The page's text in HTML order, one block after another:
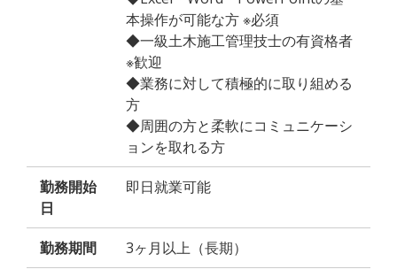
本操作が可能な方 ※必須
◆一級土木施工管理技士の有資格者
※歓迎
◆業務に対して積極的に取り組める
方
◆周囲の方と柔軟にコミュニケーシ
ョンを取れる方
勤務開始
日
即日就業可能
勤務期間 3ヶ月以上（長期）